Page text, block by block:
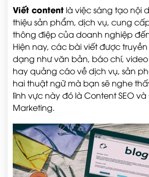
Viết content là việc sáng tạo nội
thiệu sản phẩm, dịch vụ, cung
thông điệp của doanh nghiệp
Hiện nay, các bài viết được
dạng như văn bản, báo chí,
hay quảng cáo về dịch vụ, sản
hai thuật ngữ mà bạn sẽ nghe
lĩnh vực này đó là Content SEO
Marketing.